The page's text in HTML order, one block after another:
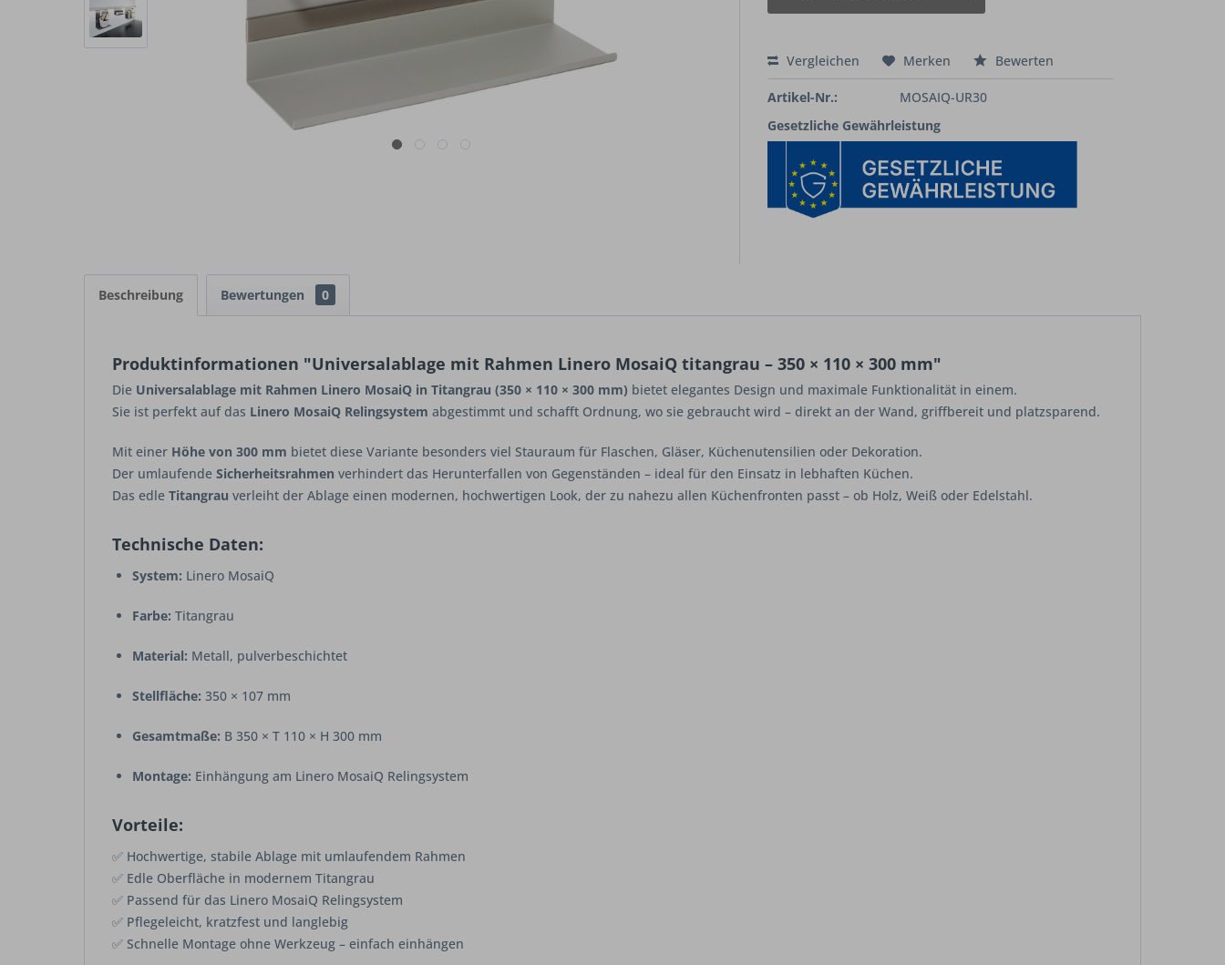
Vergleichen Merken Bewerten
Artikel-Nr.:
MOSAIQ-UR30
Gesetzliche Gewährleistung
Beschreibung Bewertungen 0
Produktinformationen "Universalablage mit Rahmen Linero MosaiQ titangrau – 350 × 110 × 300 mm"
Die Universalablage mit Rahmen Linero MosaiQ in Titangrau (350 × 110 × 300 mm) bietet elegantes Design und maximale Funktionalität in einem.
Sie ist perfekt auf das Linero MosaiQ Relingsystem abgestimmt und schafft Ordnung, wo sie gebraucht wird – direkt an der Wand, griffbereit und platzsparend.
Mit einer Höhe von 300 mm bietet diese Variante besonders viel Stauraum für Flaschen, Gläser, Küchenutensilien oder Dekoration.
Der umlaufende Sicherheitsrahmen verhindert das Herunterfallen von Gegenständen – ideal für den Einsatz in lebhaften Küchen.
Das edle Titangrau verleiht der Ablage einen modernen, hochwertigen Look, der zu nahezu allen Küchenfronten passt – ob Holz, Weiß oder Edelstahl.
Technische Daten:
System: Linero MosaiQ
Farbe: Titangrau
Material: Metall, pulverbeschichtet
Stellfläche: 350 × 107 mm
Gesamtmaße: B 350 × T 110 × H 300 mm
Montage: Einhängung am Linero MosaiQ Relingsystem
Vorteile:
✅ Hochwertige, stabile Ablage mit umlaufendem Rahmen
✅ Edle Oberfläche in modernem Titangrau
✅ Passend für das Linero MosaiQ Relingsystem
✅ Pflegeleicht, kratzfest und langlebig
✅ Schnelle Montage ohne Werkzeug – einfach einhängen